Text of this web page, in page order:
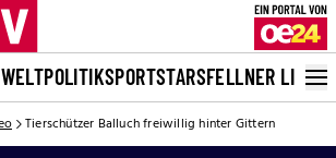
WELTPOLITIKSPORTSTARSFELLNER LIVE
Tierschützer Balluch freiwillig hinter Gittern